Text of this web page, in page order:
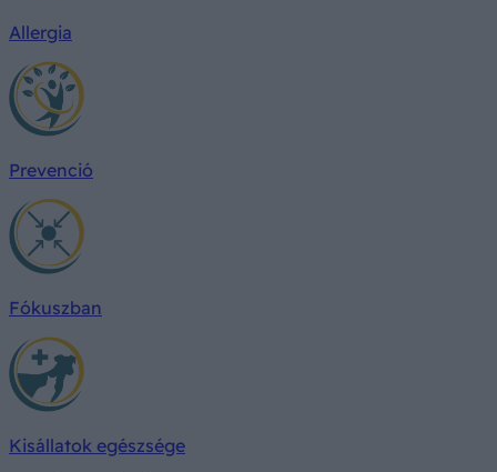
Allergia
Prevenció
Fókuszban
Kisállatok egészsége